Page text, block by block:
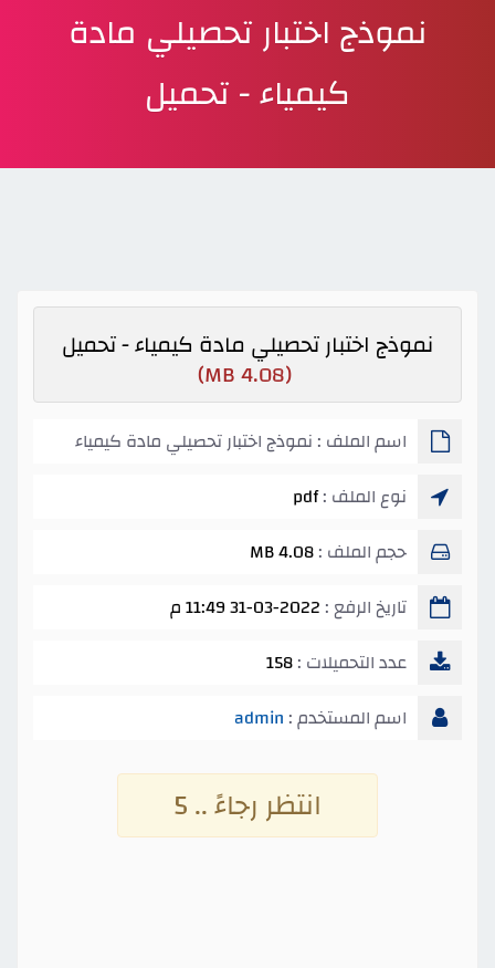
نموذج اختبار تحصيلي مادة
كيمياء - تحميل
نموذج اختبار تحصيلي مادة كيمياء - تحميل
(4.08 MB)
اسم الملف : نموذج اختبار تحصيلي مادة كيمياء
نوع الملف :pdf
حجم الملف :4.08 MB
تاريخ الرفع : 31-03-2022 11:49 م
عدد التحميلات :158
اسم المستخدم : admin
انتظر رجاءً .. 4